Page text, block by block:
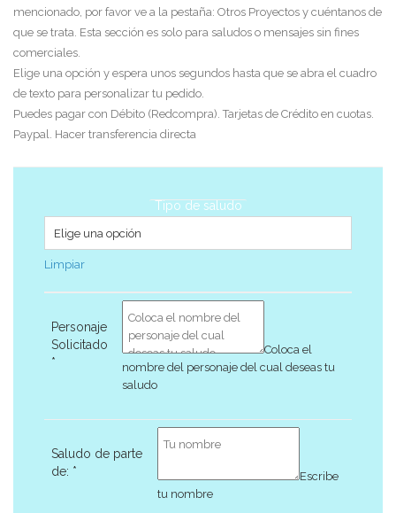
mencionado, por favor ve a la pestaña: Otros Proyectos y cuéntanos de
que se trata. Esta sección es solo para saludos o mensajes sin fines
comerciales.
Elige una opción y espera unos segundos hasta que se abra el cuadro
de texto para personalizar tu pedido.
Puedes pagar con Débito (Redcompra). Tarjetas de Crédito en cuotas.
Paypal. Hacer transferencia directa
Tipo de saludo
Limpiar
Personaje
Solicitado
*
Coloca el
nombre del personaje del cual deseas tu
saludo
Saludo de parte
de: *
Escribe
tu nombre